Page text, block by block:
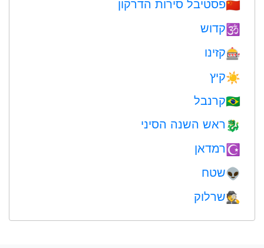
🇨🇳פסטיבל סירות הדרקון
🕉קדוש
🎰קזינו
☀️קיץ
🇧🇷קרנבל
🐉 ראש השנה הסיני
☪️ רמדאן
👽שטח
🕵️שרלוק